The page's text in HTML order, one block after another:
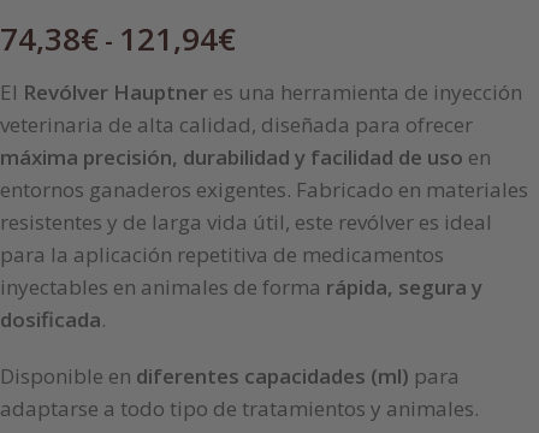
74,38€ - 121,94€
El Revólver Hauptner es una herramienta de inyección
veterinaria de alta calidad, diseñada para ofrecer
máxima precisión, durabilidad y facilidad de uso en
entornos ganaderos exigentes. Fabricado en materiales
resistentes y de larga vida útil, este revólver es ideal
para la aplicación repetitiva de medicamentos
inyectables en animales de forma rápida, segura y
dosificada.
Disponible en diferentes capacidades (ml) para
adaptarse a todo tipo de tratamientos y animales.